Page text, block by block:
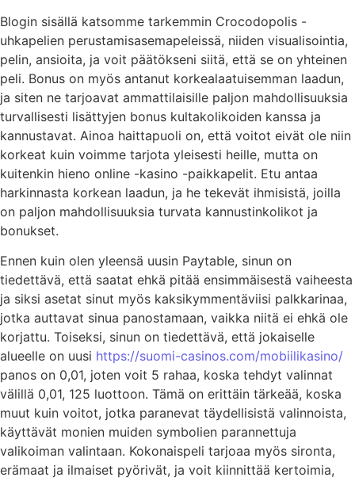
Blogin sisällä katsomme tarkemmin Crocodopolis -
uhkapelien perustamisasemapeleissä, niiden visualisointia,
pelin, ansioita, ja voit päätökseni siitä, että se on yhteinen
peli. Bonus on myös antanut korkealaatuisemman laadun,
ja siten ne tarjoavat ammattilaisille paljon mahdollisuuksia
turvallisesti lisättyjen bonus kultakolikoiden kanssa ja
kannustavat. Ainoa haittapuoli on, että voitot eivät ole niin
korkeat kuin voimme tarjota yleisesti heille, mutta on
kuitenkin hieno online -kasino -paikkapelit. Etu antaa
harkinnasta korkean laadun, ja he tekevät ihmisistä, joilla
on paljon mahdollisuuksia turvata kannustinkolikot ja
bonukset.
Ennen kuin olen yleensä uusin Paytable, sinun on
tiedettävä, että saatat ehkä pitää ensimmäisestä vaiheesta
ja siksi asetat sinut myös kaksikymmentäviisi palkkarinaa,
jotka auttavat sinua panostamaan, vaikka niitä ei ehkä ole
korjattu. Toiseksi, sinun on tiedettävä, että jokaiselle
alueelle on uusi https://suomi-casinos.com/mobiilikasino/
panos on 0,01, joten voit 5 rahaa, koska tehdyt valinnat
välillä 0,01, 125 luottoon. Tämä on erittäin tärkeää, koska
muut kuin voitot, jotka paranevat täydellisistä valinnoista,
käyttävät monien muiden symbolien parannettuja
valikoiman valintaan. Kokonaispeli tarjoaa myös sironta,
erämaat ja ilmaiset pyörivät, ja voit kiinnittää kertoimia,